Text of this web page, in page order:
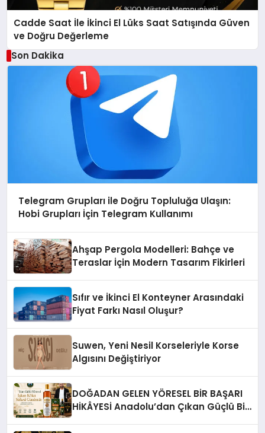
Cadde Saat İle İkinci El Lüks Saat Satışında Güven
ve Doğru Değerleme
Son Dakika
Telegram Grupları ile Doğru Topluluğa Ulaşın:
Hobi Grupları İçin Telegram Kullanımı
Ahşap Pergola Modelleri: Bahçe ve
Teraslar İçin Modern Tasarım Fikirleri
Sıfır ve İkinci El Konteyner Arasındaki
Fiyat Farkı Nasıl Oluşur?
Suwen, Yeni Nesil Korseleriyle Korse
Algısını Değiştiriyor
DOĞADAN GELEN YÖRESEL BİR BAŞARI
HİKÂYESİ Anadolu’dan Çıkan Güçlü Bir